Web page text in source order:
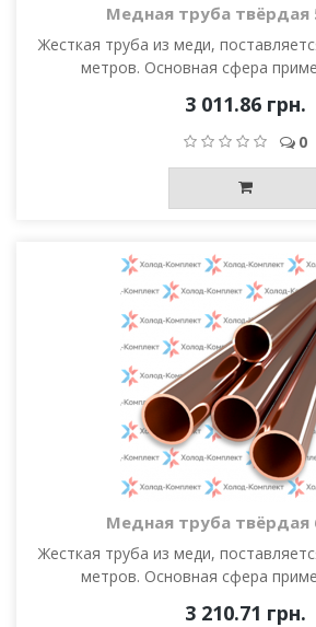
Медная труба твёрдая
Жесткая труба из меди,
метров. Основная сфера
3 011.86 грн.
0
Медная труба твёрдая
Жесткая труба из меди,
метров. Основная сфера
3 210.71 грн.